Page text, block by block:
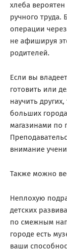
хлеба
ручного труда.
операции
не афишируя
родителей.
Если вы
готовить или
научить
больших
магазинами по
внимание
Также можно
Неплохую
детских
по смежным
городе есть
ваши